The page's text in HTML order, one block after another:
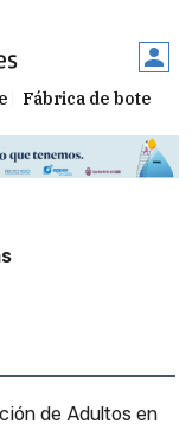
Fábrica de botellas
de Adultos en